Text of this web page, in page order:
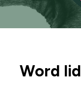
Word lid